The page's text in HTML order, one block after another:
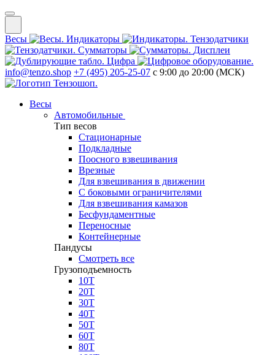
Весы Индикаторы
Тензодатчики
Сумматоры
Дисплеи
Цифра
info@tenzo.shop +7 (495) 205-25-07 с 9:00 до 20:00 (МСК)
Весы
Автомобильные
Тип весов
Стационарные
Подкладные
Поосного взвешивания
Врезные
Для взвешивания в движении
С боковыми ограничителями
Для взвешивания камазов
Бесфундаментные
Переносные
Контейнерные
Пандусы
Смотреть все
Грузоподъемность
10Т
20Т
30Т
40Т
50Т
60Т
80Т